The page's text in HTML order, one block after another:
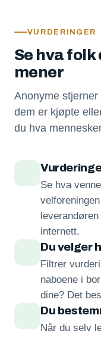
VURDERINGER
Se hva
mener
Anonyme
dem er kjøpte
du hva
Se hva
internett.
Du velger
Filtrer
naboene i
dine? Det
Du
Når du selv